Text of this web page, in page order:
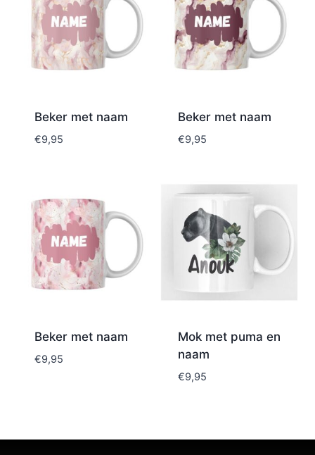
Beker met naam
€9,95
Beker met naam
€9,95
Beker met naam
€9,95
Mok met puma en
naam
€9,95